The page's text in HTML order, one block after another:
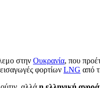
στην Ουκρανία, που
φορτίων LNG από